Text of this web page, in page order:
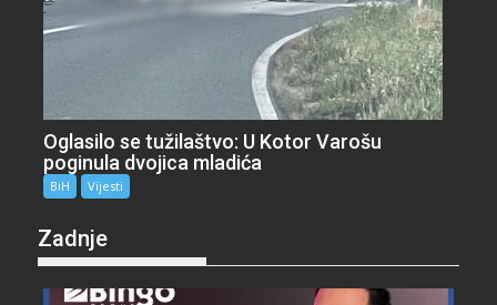
Oglasilo se tužilaštvo: U Kotor Varošu
poginula dvojica mladića
BiH Vijesti
Zadnje